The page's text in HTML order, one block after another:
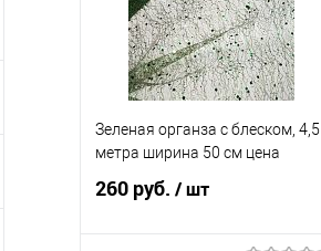
Зеленая органза с блеском, 4,5
метра ширина 50 см цена
260 руб. / шт